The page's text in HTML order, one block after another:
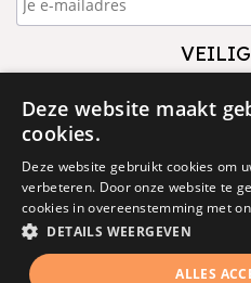
Deze website maakt
cookies.
Deze website gebruikt cookies om
verbeteren. Door onze website te
cookies in overeenstemming met
DETAILS WEERGEVEN
ALLES